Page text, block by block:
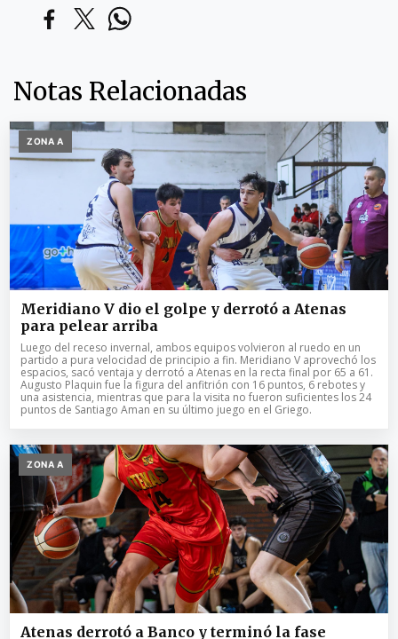
Notas Relacionadas
ZONA A
Meridiano V dio el golpe y derrotó a Atenas
para pelear arriba
Luego del receso invernal, ambos equipos volvieron al ruedo en un
partido a pura velocidad de principio a fin. Meridiano V aprovechó los
espacios, sacó ventaja y derrotó a Atenas en la recta final por 65 a 61.
Augusto Plaquin fue la figura del anfitrión con 16 puntos, 6 rebotes y
una asistencia, mientras que para la visita no fueron suficientes los 24
puntos de Santiago Aman en su último juego en el Griego.
ZONA A
Atenas derrotó a Banco y terminó la fase